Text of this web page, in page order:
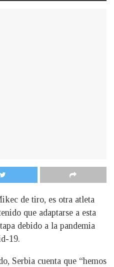
de tiro, es otra atleta
que adaptarse a esta
debido a la pandemia
19.
Serbia cuenta que “hemos